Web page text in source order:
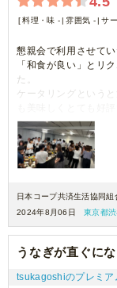
料理・味 - 雰囲気 - サ
懇親会で利用させてい
「和食が良い」とリ
た。
ケータリングという
も美味しくとても好
ただ、ひじきが、、
たもののちょっと地
が悪かったです。
個人的には食べたら
なのでひじきだけは
と思いました。
日本コープ共済生活協同組
2024年8月06日
東京都
うなぎが直ぐに
tsukagoshiのプレミア